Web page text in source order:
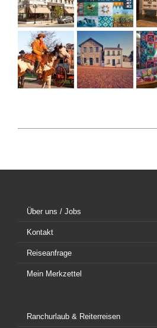
Über uns / Jobs
Kontakt
Reiseanfrage
Mein Merkzettel
Ranchurlaub & Reiterreisen